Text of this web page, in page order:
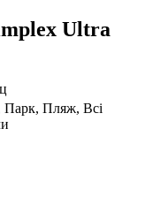
Ultra
Парк, Пляж, Всі